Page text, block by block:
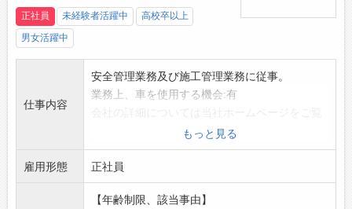
正社員 未経験者活躍中
高校卒以上
男女活躍中
仕事内容
安全管理業務及び施工管理業務に従事。
業務上、車を使用する機会:有
※変更範囲:会社の定める範囲
もっと見る
雇用形態 正社員
【年齢制限、該当事由】